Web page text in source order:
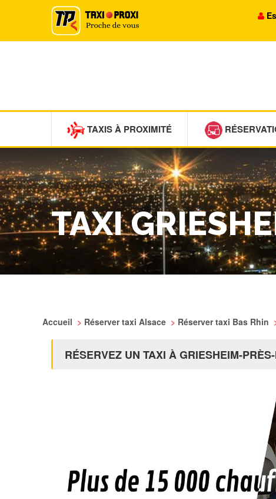
TAXIS À PROXIMITÉ
TAXI
Accueil > Réserver taxi Alsace > Réserver taxi Bas Rhin
RÉSERVEZ UN TAXI À GRIESHEIM-